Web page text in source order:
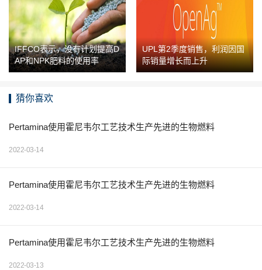
IFFCO表示，没有计划提高D
AP和NPK肥料的使用率
UPL第2季度销售，利润因国
际销量增长而上升
猜你喜欢
Pertamina使用霍尼韦尔工艺技术生产先进的生物燃料
2022-03-14
Pertamina使用霍尼韦尔工艺技术生产先进的生物燃料
2022-03-14
Pertamina使用霍尼韦尔工艺技术生产先进的生物燃料
2022-03-13